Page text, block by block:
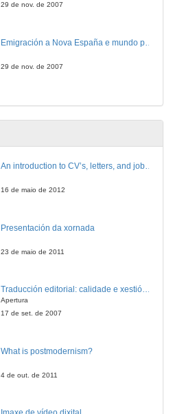
29 de nov. de 2007
29 de nov. de 2007
An introduction to CV’s, letters, and job searching
16 de maio de 2012
Presentación da xornada
23 de maio de 2011
Traducción editorial: calidade e xestión de proxectos
Apertura
17 de set. de 2007
What is postmodernism?
4 de out. de 2011